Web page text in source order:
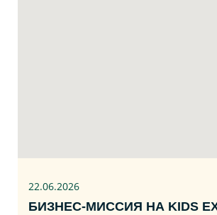
22.06.2026
БИЗНЕС‑МИССИЯ НА KIDS